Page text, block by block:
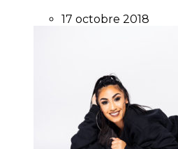
17 octobre 2018